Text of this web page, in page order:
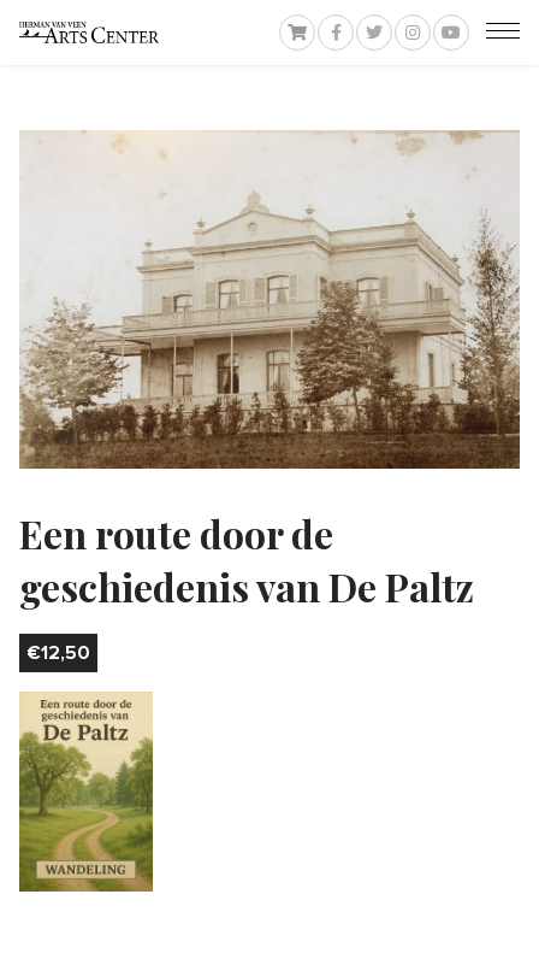
Een route door de
geschiedenis van De Paltz
€12,50